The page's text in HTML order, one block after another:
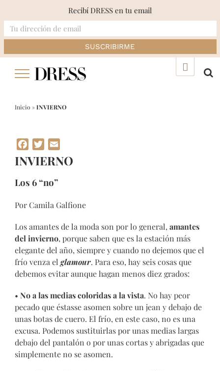
Inicio »INVIERNO
Facebook
Twitter
INVIERNO
Los 6 “no”
Por Camila Galfione
Los amantes de la moda son por lo general, amantes
del invierno, porque saben que es la estación más
elegante del año, siempre y cuando no dejemos que el
frío venza el glamour. Para eso, hay seis cosas que
debemos evitar aunque hagan menos diez grados:
• No a las medias coloridas a la vista. No hay peor
pecado que éstasse asomen sobre un jean y debajo de
unas botas de cuero. El frío, en este caso, no es una
excusa. Podemos sustituirlas por unas medias largas
debajo del pantalón o por unas cortas y abrigadas que
simplemente no se asomen.
Recibí DRESS en tu email